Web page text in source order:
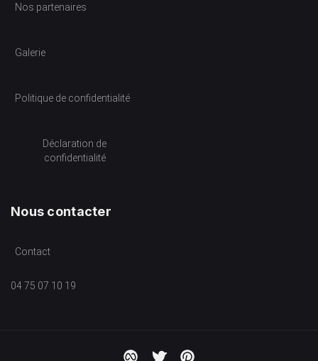
Nos partenaires
Galerie
Politique de confidentialité
Déclaration de
confidentialité
Nous contacter
Contact
04 75 07 10 19